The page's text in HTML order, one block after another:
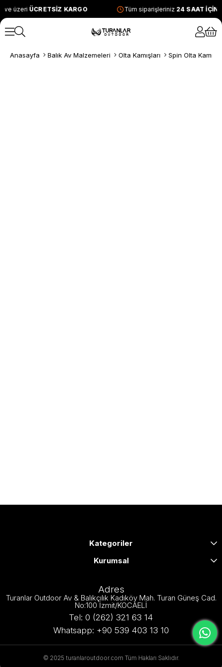
ve üzeri ÜCRETSİZ KARGO Tüm siparişleriniz 24 SAAT
Anasayfa Balık Av Malzemeleri Olta Kamışları Spin Olta
Kategoriler
Kurumsal
Adres
Turanlar Outdoor Av & Balıkçılık Kadıköy Mah. Turan Güneş Cad.
No:100 İzmit/KOCAELİ
Tel: 0 (262) 321 63 14
Whatsapp: +90 539 403 13 10
© 2025 turanlaroutdoor.com Tüm Hakları Saklıdır.